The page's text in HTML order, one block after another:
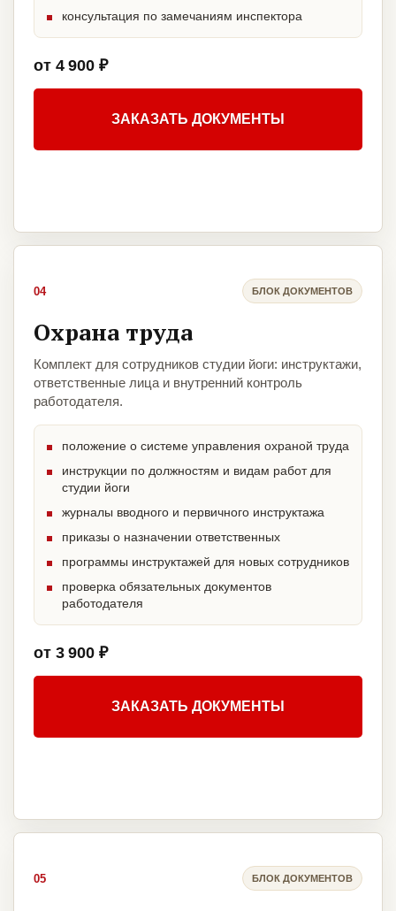
консультация по замечаниям инспектора
от 4 900 ₽
ЗАКАЗАТЬ ДОКУМЕНТЫ
04 БЛОК ДОКУМЕНТОВ
Охрана труда
Комплект для сотрудников студии йоги: инструктажи,
ответственные лица и внутренний контроль
работодателя.
положение о системе управления охраной труда
инструкции по должностям и видам работ для
студии йоги
журналы вводного и первичного инструктажа
приказы о назначении ответственных
программы инструктажей для новых сотрудников
проверка обязательных документов
работодателя
от 3 900 ₽
ЗАКАЗАТЬ ДОКУМЕНТЫ
05 БЛОК ДОКУМЕНТОВ